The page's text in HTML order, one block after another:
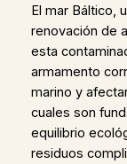
El mar Báltico,
renovación de
esta
armamento
marino y
cuales son
equilibrio
residuos